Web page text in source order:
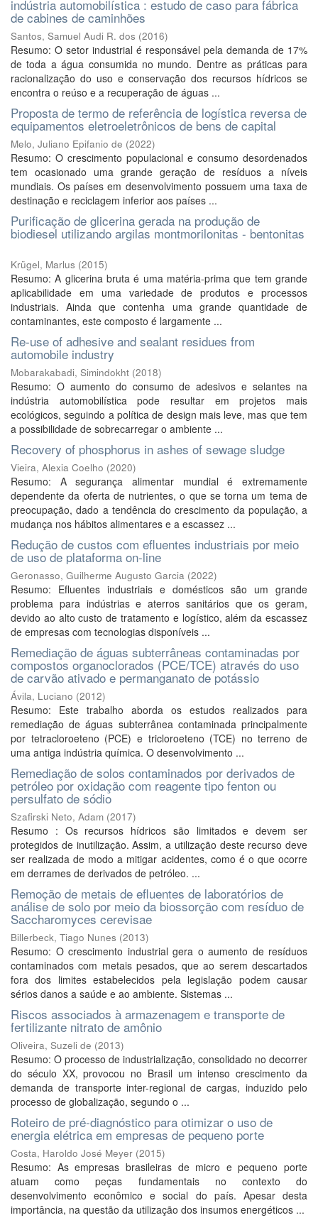
indústria automobilística : estudo de caso para fábrica
de cabines de caminhões
Santos, Samuel Audi R. dos (2016)
Resumo: O setor industrial é responsável pela demanda de 17%
de toda a água consumida no mundo. Dentre as práticas para
racionalização do uso e conservação dos recursos hídricos se
encontra o reúso e a recuperação de águas ...
Proposta de termo de referência de logística reversa de
equipamentos eletroeletrônicos de bens de capital
Melo, Juliano Epifanio de (2022)
Resumo: O crescimento populacional e consumo desordenados
tem ocasionado uma grande geração de resíduos a níveis
mundiais. Os países em desenvolvimento possuem uma taxa de
destinação e reciclagem inferior aos países ...
Purificação de glicerina gerada na produção de
biodiesel utilizando argilas montmorilonitas - bentonitas
Krügel, Marlus (2015)
Resumo: A glicerina bruta é uma matéria-prima que tem grande
aplicabilidade em uma variedade de produtos e processos
industriais. Ainda que contenha uma grande quantidade de
contaminantes, este composto é largamente ...
Re-use of adhesive and sealant residues from
automobile industry
Mobarakabadi, Simindokht (2018)
Resumo: O aumento do consumo de adesivos e selantes na
indústria automobilística pode resultar em projetos mais
ecológicos, seguindo a política de design mais leve, mas que tem
a possibilidade de sobrecarregar o ambiente ...
Recovery of phosphorus in ashes of sewage sludge
Vieira, Alexia Coelho (2020)
Resumo: A segurança alimentar mundial é extremamente
dependente da oferta de nutrientes, o que se torna um tema de
preocupação, dado a tendência do crescimento da população, a
mudança nos hábitos alimentares e a escassez ...
Redução de custos com efluentes industriais por meio
de uso de plataforma on-line
Geronasso, Guilherme Augusto Garcia (2022)
Resumo: Efluentes industriais e domésticos são um grande
problema para indústrias e aterros sanitários que os geram,
devido ao alto custo de tratamento e logístico, além da escassez
de empresas com tecnologias disponíveis ...
Remediação de águas subterrâneas contaminadas por
compostos organoclorados (PCE/TCE) através do uso
de carvão ativado e permanganato de potássio
Ávila, Luciano (2012)
Resumo: Este trabalho aborda os estudos realizados para
remediação de águas subterrânea contaminada principalmente
por tetracloroeteno (PCE) e tricloroeteno (TCE) no terreno de
uma antiga indústria química. O desenvolvimento ...
Remediação de solos contaminados por derivados de
petróleo por oxidação com reagente tipo fenton ou
persulfato de sódio
Szafirski Neto, Adam (2017)
Resumo : Os recursos hídricos são limitados e devem ser
protegidos de inutilização. Assim, a utilização deste recurso deve
ser realizada de modo a mitigar acidentes, como é o que ocorre
em derrames de derivados de petróleo. ...
Remoção de metais de efluentes de laboratórios de
análise de solo por meio da biossorção com resíduo de
Saccharomyces cerevisae
Billerbeck, Tiago Nunes (2013)
Resumo: O crescimento industrial gera o aumento de resíduos
contaminados com metais pesados, que ao serem descartados
fora dos limites estabelecidos pela legislação podem causar
sérios danos a saúde e ao ambiente. Sistemas ...
Riscos associados à armazenagem e transporte de
fertilizante nitrato de amônio
Oliveira, Suzeli de (2013)
Resumo: O processo de industrialização, consolidado no decorrer
do século XX, provocou no Brasil um intenso crescimento da
demanda de transporte inter-regional de cargas, induzido pelo
processo de globalização, segundo o ...
Roteiro de pré-diagnóstico para otimizar o uso de
energia elétrica em empresas de pequeno porte
Costa, Haroldo José Meyer (2015)
Resumo: As empresas brasileiras de micro e pequeno porte
atuam como peças fundamentais no contexto do
desenvolvimento econômico e social do país. Apesar desta
importância, na questão da utilização dos insumos energéticos ...